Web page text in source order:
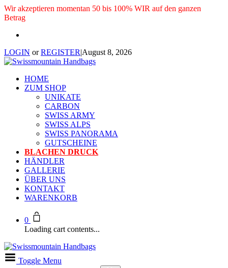
Wir akzeptieren momentan 50 bis 100% WIR auf den ganzen
Betrag
LOGIN orREGISTER|August 8, 2026
HOME
ZUM SHOP
UNIKATE
CARBON
SWISS ARMY
SWISS ALPS
SWISS PANORAMA
GUTSCHEINE
BLACHEN DRUCK
HÄNDLER
GALLERIE
ÜBER UNS
KONTAKT
WARENKORB
0
Loading cart contents...
Toggle Menu